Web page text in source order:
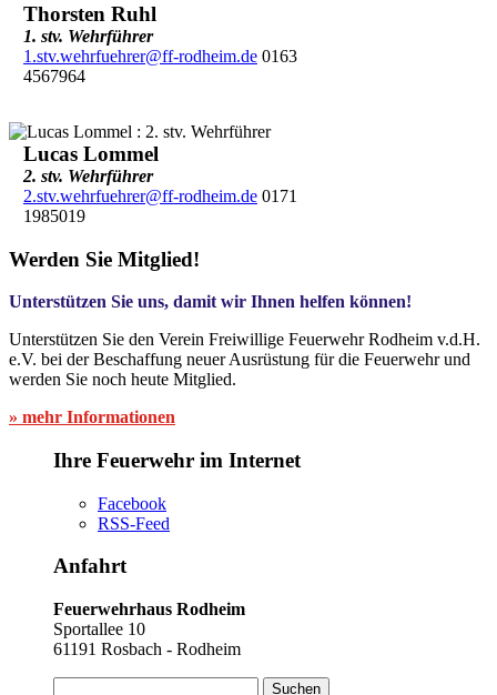
Thorsten Ruhl
1. stv. Wehrführer
1.stv.wehrfuehrer@ff-rodheim.de0163
4567964
Lucas Lommel
2. stv. Wehrführer
2.stv.wehrfuehrer@ff-rodheim.de0171
1985019
Werden Sie Mitglied!
Unterstützen Sie uns, damit wir Ihnen helfen können!
Unterstützen Sie den Verein Freiwillige Feuerwehr Rodheim v.d.H.
e.V. bei der Beschaffung neuer Ausrüstung für die Feuerwehr und
werden Sie noch heute Mitglied.
» mehr Informationen
Ihre Feuerwehr im Internet
Facebook
RSS-Feed
Anfahrt
Feuerwehrhaus Rodheim
Sportallee 10
61191 Rosbach - Rodheim